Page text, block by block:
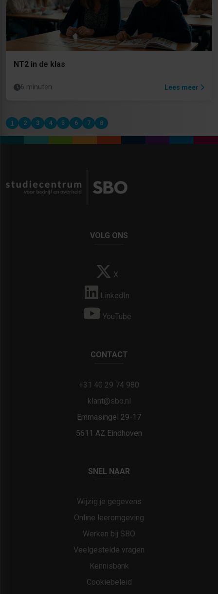
NT2 in de klas
6 minuten Lees meer
1 2 3 4 5 6 7 8
VOLG ONS
X
LinkedIn
YouTube
CONTACT
+31 40 29 74 980
klant@sbo.nl
Emmasingel 29-17
5611 AZ Eindhoven
SNEL NAAR
Wijzig je gegevens
Online leeromgeving
Werken bij SBO
Veelgestelde vragen
Kennisbank
Cookiebeleid